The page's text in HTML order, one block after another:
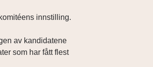
innstilling.
av kandidatene
som har fått flest